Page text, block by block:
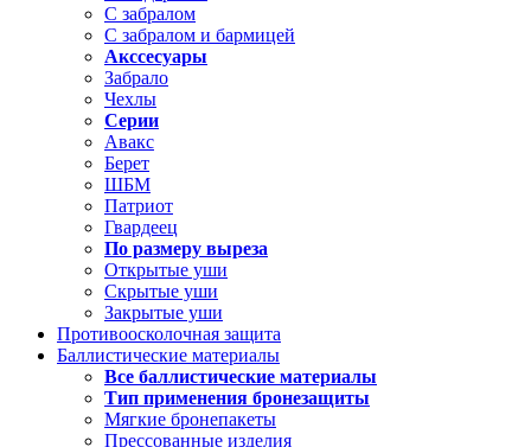
С забралом
С забралом и бармицей
Акссесуары
Забрало
Чехлы
Серии
Авакс
Берет
ШБМ
Патриот
Гвардеец
По размеру выреза
Открытые уши
Скрытые уши
Закрытые уши
Противоосколочная защита
Баллистические материалы
Все баллистические материалы
Тип применения бронезащиты
Мягкие бронепакеты
Прессованные изделия